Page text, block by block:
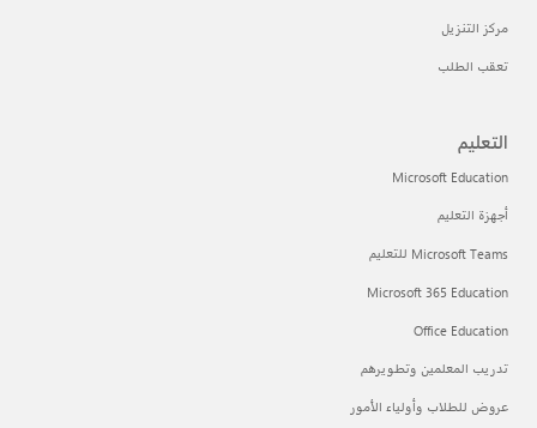
مركز التنزيل
تعقب الطلب
التعليم
Microsoft Education
أجهزة التعليم
Microsoft Teams للتعليم
Microsoft 365 Education
Office Education
تدريب المعلمين وتطويرهم
عروض للطلاب وأولياء الأمور